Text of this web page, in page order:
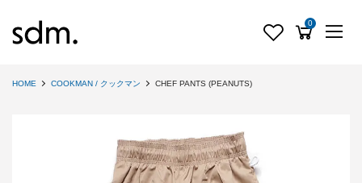
0
HOME COOKMAN / クックマン CHEF PANTS (PEANUTS)